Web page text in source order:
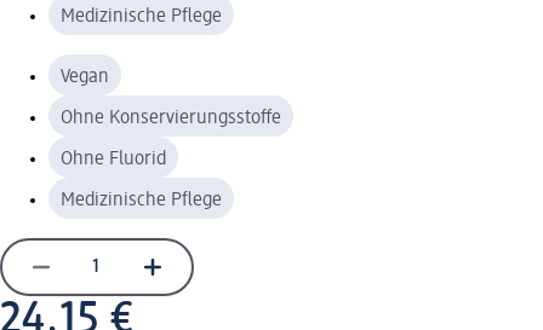
Medizinische Pflege
Vegan
Ohne Konservierungsstoffe
Ohne Fluorid
Medizinische Pflege
24,15 €